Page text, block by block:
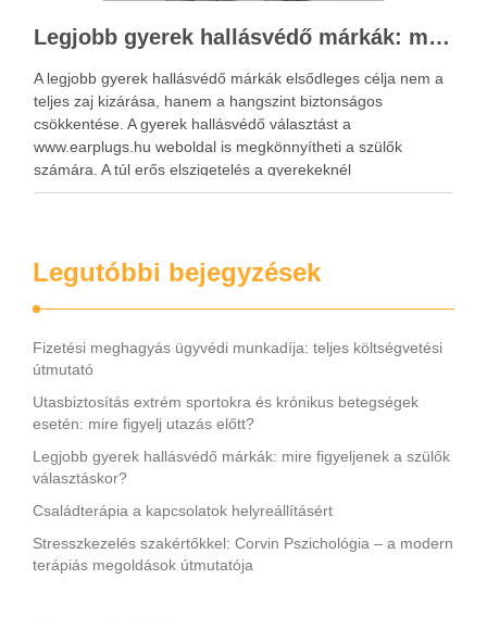
Legjobb gyerek hallásvédő márkák: mire figyeljenek a szülők választáskor?
A legjobb gyerek hallásvédő márkák elsődleges célja nem a
teljes zaj kizárása, hanem a hangszint biztonságos
csökkentése. A gyerek hallásvédő választást a
www.earplugs.hu weboldal is megkönnyítheti a szülők
számára. A túl erős elszigetelés a gyerekeknél
kényelmetlenséget, félelmet vagy dezorientáltságot is
Legutóbbi bejegyzések
Fizetési meghagyás ügyvédi munkadíja: teljes költségvetési
útmutató
Utasbiztosítás extrém sportokra és krónikus betegségek
esetén: mire figyelj utazás előtt?
Legjobb gyerek hallásvédő márkák: mire figyeljenek a szülők
választáskor?
Családterápia a kapcsolatok helyreállításért
Stresszkezelés szakértőkkel: Corvin Pszichológia – a modern
terápiás megoldások útmutatója